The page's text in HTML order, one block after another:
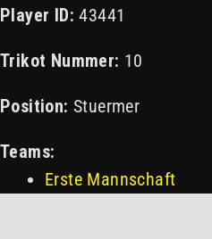
Player ID: 43441
Trikot Nummer: 10
Position: Stuermer
Teams:
Erste Mannschaft